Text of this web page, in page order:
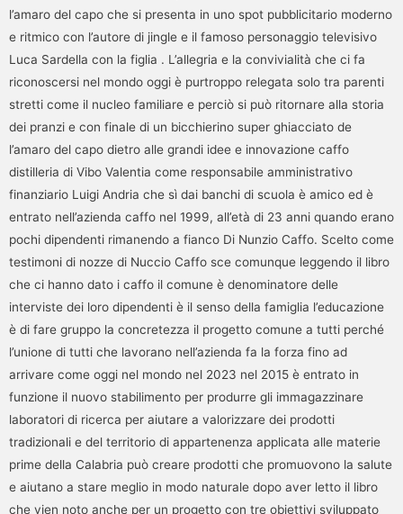
l’amaro del capo che si presenta in uno spot pubblicitario moderno
e ritmico con l’autore di jingle e il famoso personaggio televisivo
Luca Sardella con la figlia . L’allegria e la convivialità che ci fa
riconoscersi nel mondo oggi è purtroppo relegata solo tra parenti
stretti come il nucleo familiare e perciò si può ritornare alla storia
dei pranzi e con finale di un bicchierino super ghiacciato de
l’amaro del capo dietro alle grandi idee e innovazione caffo
distilleria di Vibo Valentia come responsabile amministrativo
finanziario Luigi Andria che sì dai banchi di scuola è amico ed è
entrato nell’azienda caffo nel 1999, all’età di 23 anni quando erano
pochi dipendenti rimanendo a fianco Di Nunzio Caffo. Scelto come
testimoni di nozze di Nuccio Caffo sce comunque leggendo il libro
che ci hanno dato i caffo il comune è denominatore delle
interviste dei loro dipendenti è il senso della famiglia l’educazione
è di fare gruppo la concretezza il progetto comune a tutti perché
l’unione di tutti che lavorano nell’azienda fa la forza fino ad
arrivare come oggi nel mondo nel 2023 nel 2015 è entrato in
funzione il nuovo stabilimento per produrre gli immagazzinare
laboratori di ricerca per aiutare a valorizzare dei prodotti
tradizionali e del territorio di appartenenza applicata alle materie
prime della Calabria può creare prodotti che promuovono la salute
e aiutano a stare meglio in modo naturale dopo aver letto il libro
che vien noto anche per un progetto con tre obiettivi sviluppato